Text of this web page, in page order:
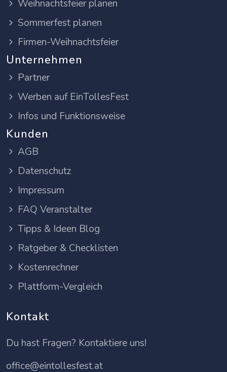
Weihnachtsfeier planen
Sommerfest planen
Firmen-Weihnachtsfeier
Unternehmen
Partner
Werben auf EinTollesFest
Infos und Funktionsweise
Kunden
AGB
Datenschutz
Impressum
FAQ Veranstalter
Tipps & Ideen Blog
Ratgeber & Checklisten
Kostenrechner
Plattform-Vergleich
Kontakt
Du hast Fragen? Kontaktiere uns!
office@eintollesfest.at